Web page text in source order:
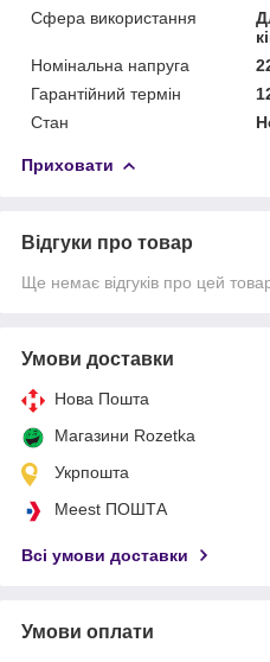
Сфера використання
Номінальна напруга
Гарантійний термін
Стан
Приховати
Відгуки про товар
Ще немає відгуків про цей
Умови доставки
Нова Пошта
Магазини Rozetka
Укрпошта
Meest ПОШТА
Всі умови доставки
Умови оплати